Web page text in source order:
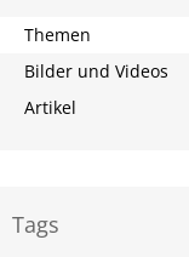
Themen
Bilder und Videos
Artikel
Tags